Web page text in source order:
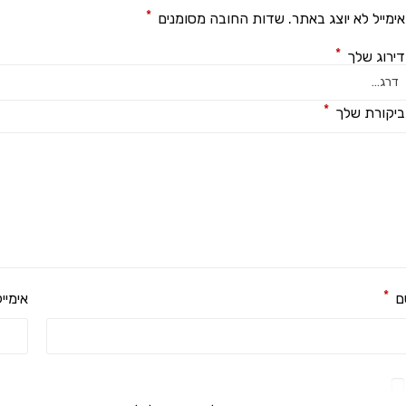
לא יוצג באתר. שדות החובה מסומנים *
שלך *
שלך *
*